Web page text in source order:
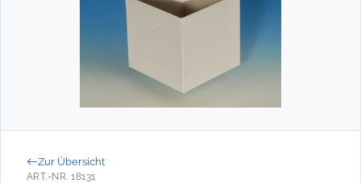
Zur Übersicht
ART.-NR. 18131